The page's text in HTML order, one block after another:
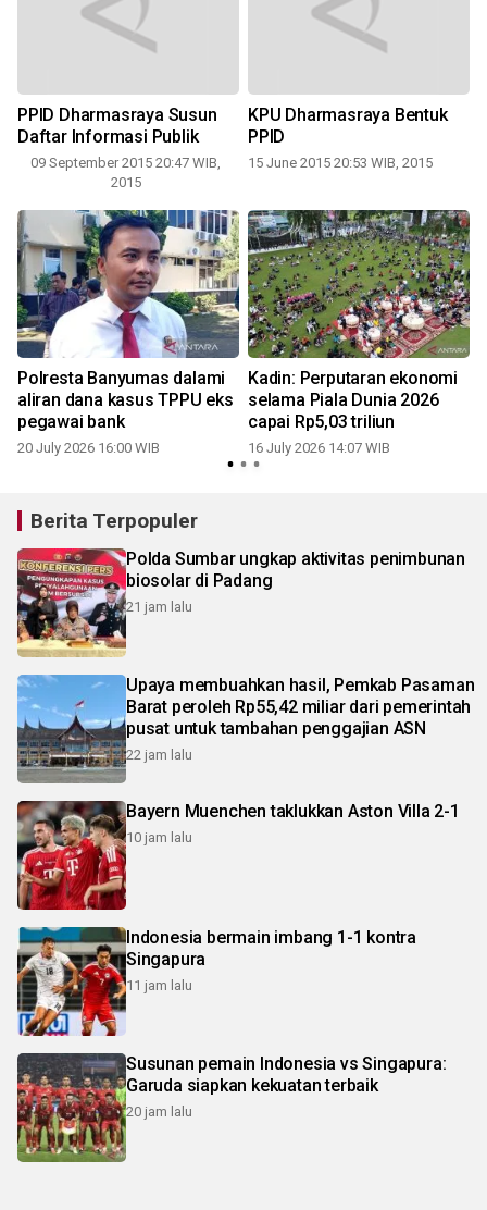
PPID Dharmasraya Susun
Daftar Informasi Publik
09 September 2015 20:47 WIB,
2015
KPU Dharmasraya Bentuk
PPID
15 June 2015 20:53 WIB, 2015
Polresta Banyumas dalami
aliran dana kasus TPPU eks
pegawai bank
20 July 2026 16:00 WIB
Kadin: Perputaran ekonomi
selama Piala Dunia 2026
capai Rp5,03 triliun
16 July 2026 14:07 WIB
Berita Terpopuler
Polda Sumbar ungkap aktivitas penimbunan
biosolar di Padang
21 jam lalu
Upaya membuahkan hasil, Pemkab Pasaman
Barat peroleh Rp55,42 miliar dari pemerintah
pusat untuk tambahan penggajian ASN
22 jam lalu
Bayern Muenchen taklukkan Aston Villa 2-1
10 jam lalu
Indonesia bermain imbang 1-1 kontra
Singapura
11 jam lalu
Susunan pemain Indonesia vs Singapura:
Garuda siapkan kekuatan terbaik
20 jam lalu